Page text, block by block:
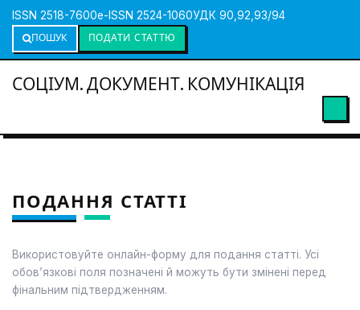
ISSN 2518-7600e-ISSN 2524-1060УДК 90,92,93/94
ПОШУК
ПОДАТИ СТАТТЮ
СОЦІУМ. ДОКУМЕНТ. КОМУНІКАЦІЯ
ПОДАННЯ СТАТТІ
Використовуйте онлайн-форму для подання статті. Усі
обов’язкові поля позначені й можуть бути змінені перед
фінальним підтвердженням.